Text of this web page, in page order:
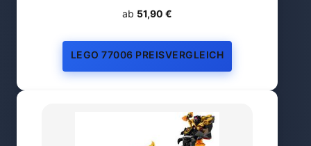
ab 51,90 €
LEGO 77006 PREISVERGLEICH